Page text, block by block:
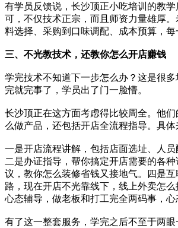
有学员反馈说，长沙顶正小吃培训的教
可，不仅技术正宗，而且师资力量雄厚
料选择、采购到口味调配、成本预算，每
三、不光教技术，还教你怎么开店赚钱
学完技术不知道下一步怎么办？这是很
完就完事了，学员出了门一脸懵。
长沙顶正在这方面考虑得比较周全。他
么做产品，还包括开店全流程指导。具体
一是开店流程讲解，包括店面选址、人员
二是办证指导，帮你搞定开店需要的各
议，教你怎么装修省钱又接地气。四是
路，现在开店不光靠线下，线上外卖怎
心态辅导，做老板和打工完全两码事，心
有了这一整套服务，学完之后不至于两